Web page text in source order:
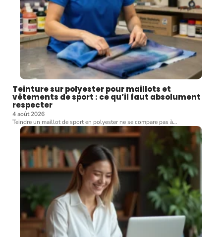
Teinture sur polyester pour maillots et
vêtements de sport : ce qu’il faut absolument
respecter
4 août 2026
Teindre un maillot de sport en polyester ne se compare pas à…